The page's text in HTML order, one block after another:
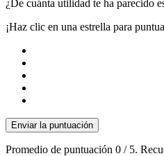
¿De cuánta utilidad te ha parecido
¡Haz clic en una estrella para
Enviar la puntuación
Promedio de puntuación 0 / 5.